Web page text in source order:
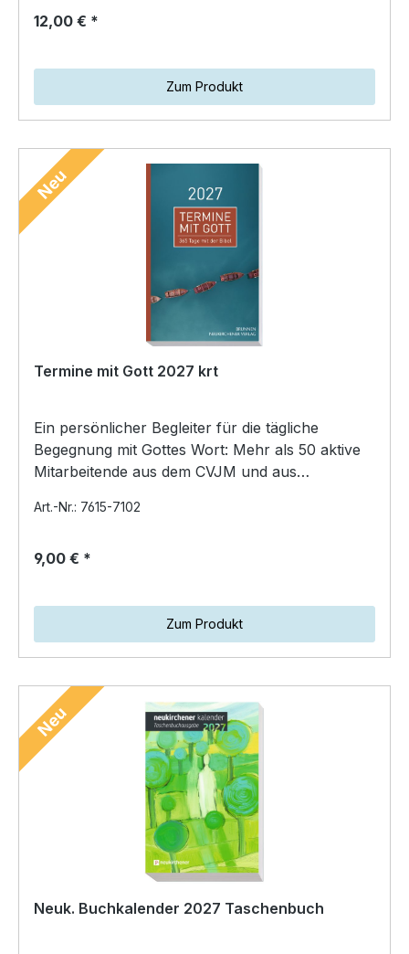
12,00 € *
Zum Produkt
Neu
Termine mit Gott 2027 krt
Ein persönlicher Begleiter für die tägliche
Begegnung mit Gottes Wort: Mehr als 50 aktive
Mitarbeitende aus dem CVJM und aus
Art.-Nr.: 7615-7102
9,00 € *
Zum Produkt
Neu
Neuk. Buchkalender 2027 Taschenbuch